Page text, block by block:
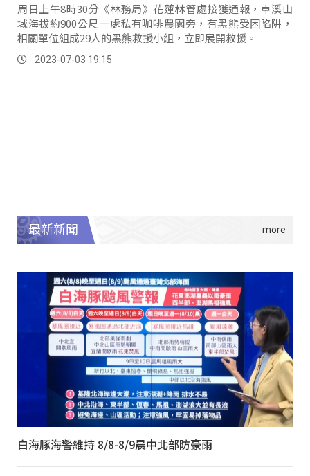
周日上午8時30分《林務局》花蓮林管處接獲通報，卓溪山
域海拔約900公尺一處私有咖啡農園旁，有黑熊受困陷阱，
相關單位組成29人的黑熊救援小組，立即展開救援。
2023-07-03 19:15
最新新聞
白海豚海警維持 8/8-8/9晨中北部防豪雨